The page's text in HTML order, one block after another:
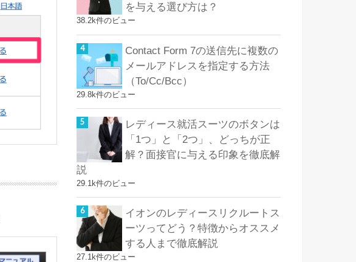
を与える選び方は？
38.2k件のビュー
Contact Form 7の送信先に複数の
メールアドレスを指定する方法
（To/Cc/Bcc）
29.8k件のビュー
レディース就活スーツのボタンは
「1つ」と「2つ」、どっちが正
解？面接官に与える印象を徹底解
説
29.1k件のビュー
イオンのレディースリクルートス
ーツってどう？特徴からオススメ
する人まで徹底解説
27.1k件のビュー